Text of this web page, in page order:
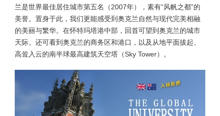
兰是世界最佳居住城市第五名（2007年），素有“风帆之都”的
美誉。置身于此，我们更能感受到奥克兰自然与现代完美相融
的美丽与繁华。在怀特玛塔港中部，回首可望到奥克兰的城市
天际。还可看到奥克兰的商务区和港口，以及从地平面拔起、
高耸入云的南半球最高建筑天空塔（Sky Tower）。